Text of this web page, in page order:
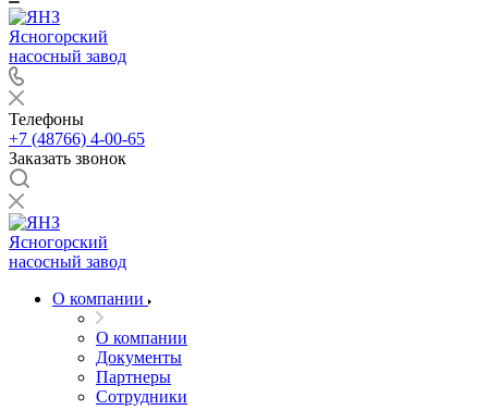
Ясногорский
насосный завод
Телефоны
+7 (48766) 4-00-65
Заказать звонок
Ясногорский
насосный завод
О компании
О компании
Документы
Партнеры
Сотрудники